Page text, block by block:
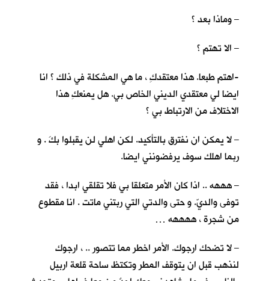
– وماذا بعد ؟
– الا تهتم ؟
-اهتم طبعا. هذا معتقدكِ ، ما هي المشكلة في ذلك ؟ انا
ايضا لي معتقدي الديني الخاص بي. هل يمنعكِ هذا
الاختلاف من الارتباط بي ؟
– لا يمكن ان نفترق بالتأكيد. لكن اهلي لن يقبلوا بكَ . و
ربما اهلك سوف يرفضونني ايضا.
– هههه .. اذا كان الأمر متعلقا بي فلا تقلقي ابدا ، فقد
توفى والديّ. و حتى والدتي التي ربتني ماتت . انا مقطوع
من شجرة ، ههههه …
– لا تضحك ارجوك. الأمر اخطر مما تتصور .. ، ارجوك
لنذهب قبل ان يتوقف المطر وتكتظ ساحة قلعة اربيل